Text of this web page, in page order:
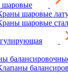
шаровые
шаровые